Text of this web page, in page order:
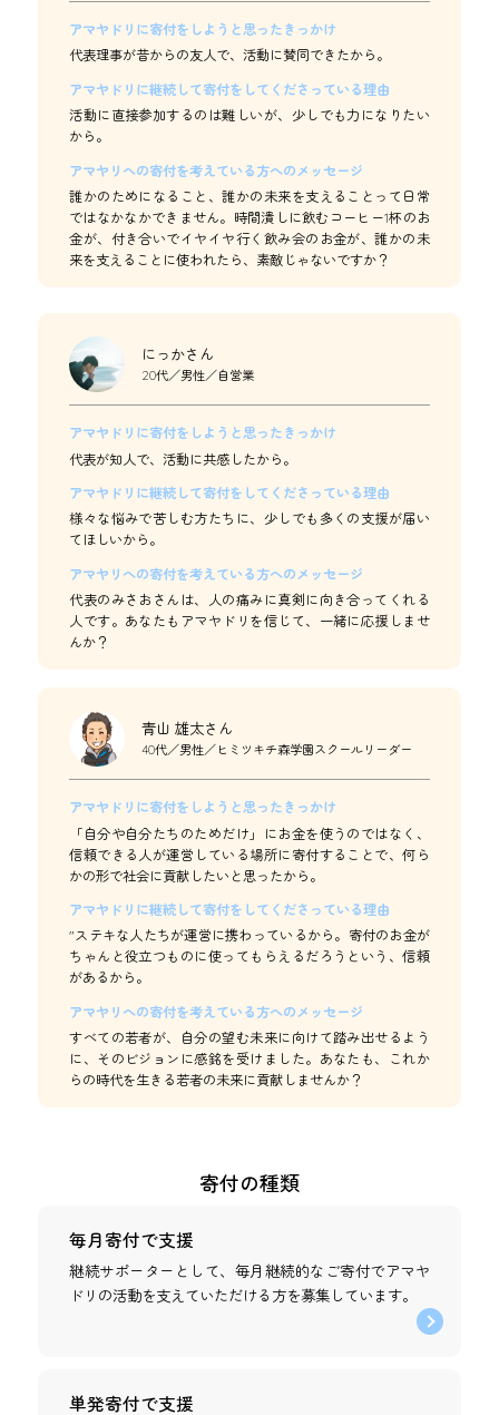
アマヤドリに寄付をしようと思ったきっかけ
代表理事が昔からの友人で、活動に賛同できたから。
アマヤドリに継続して寄付をしてくださっている理由
活動に直接参加するのは難しいが、少しでも力になりたい
から。
アマヤリへの寄付を考えている方へのメッセージ
誰かのためになること、誰かの未来を支えることって日常
ではなかなかできません。時間潰しに飲むコーヒー1杯のお
金が、付き合いでイヤイヤ行く飲み会のお金が、誰かの未
来を支えることに使われたら、素敵じゃないですか？
にっかさん
20代／男性／自営業
アマヤドリに寄付をしようと思ったきっかけ
代表が知人で、活動に共感したから。
アマヤドリに継続して寄付をしてくださっている理由
様々な悩みで苦しむ方たちに、少しでも多くの支援が届い
てほしいから。
アマヤリへの寄付を考えている方へのメッセージ
代表のみさおさんは、人の痛みに真剣に向き合ってくれる
人です。あなたもアマヤドリを信じて、一緒に応援しませ
んか？
青山 雄太さん
40代／男性／ヒミツキチ森学園スクールリーダー
アマヤドリに寄付をしようと思ったきっかけ
「自分や自分たちのためだけ」にお金を使うのではなく、
信頼できる人が運営している場所に寄付することで、何ら
かの形で社会に貢献したいと思ったから。
アマヤドリに継続して寄付をしてくださっている理由
"ステキな人たちが運営に携わっているから。寄付のお金が
ちゃんと役立つものに使ってもらえるだろうという、信頼
があるから。
アマヤリへの寄付を考えている方へのメッセージ
すべての若者が、自分の望む未来に向けて踏み出せるよう
に、そのビジョンに感銘を受けました。あなたも、これか
らの時代を生きる若者の未来に貢献しませんか？
寄付の種類
毎月寄付で支援
継続サポーターとして、毎月継続的なご寄付でアマヤ
ドリの活動を支えていただける方を募集しています。
単発寄付で支援